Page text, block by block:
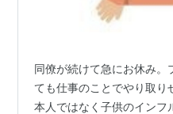
同僚が続けて急にお休み。
ても仕事のことでやり取り
本人ではなく子供のイン